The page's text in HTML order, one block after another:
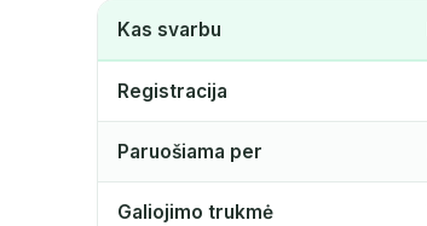
Kas svarbu
Registracija
Paruošiama per
Galiojimo trukmė